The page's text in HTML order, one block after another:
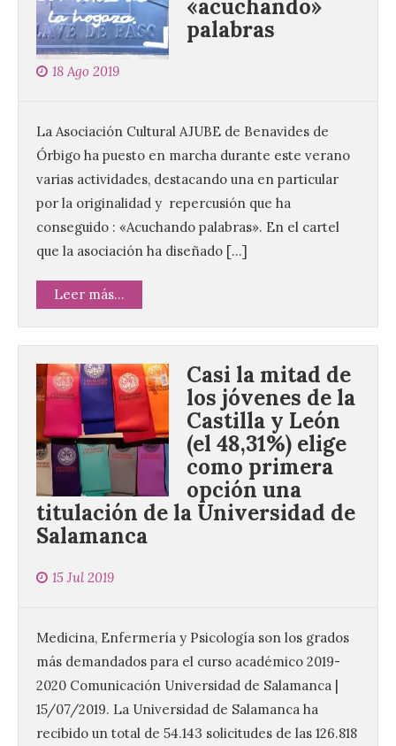
«acuchando»
palabras
18 Ago 2019
La Asociación Cultural AJUBE de Benavides de
Órbigo ha puesto en marcha durante este verano
varias actividades, destacando una en particular
por la originalidad y repercusión que ha
conseguido : «Acuchando palabras». En el cartel
que la asociación ha diseñado […]
Leer más...
Casi la mitad de
los jóvenes de la
Castilla y León
(el 48,31%) elige
como primera
opción una
titulación de la Universidad de
Salamanca
15 Jul 2019
Medicina, Enfermería y Psicología son los grados
más demandados para el curso académico 2019-
2020 Comunicación Universidad de Salamanca |
15/07/2019. La Universidad de Salamanca ha
recibido un total de 54.143 solicitudes de las 126.818